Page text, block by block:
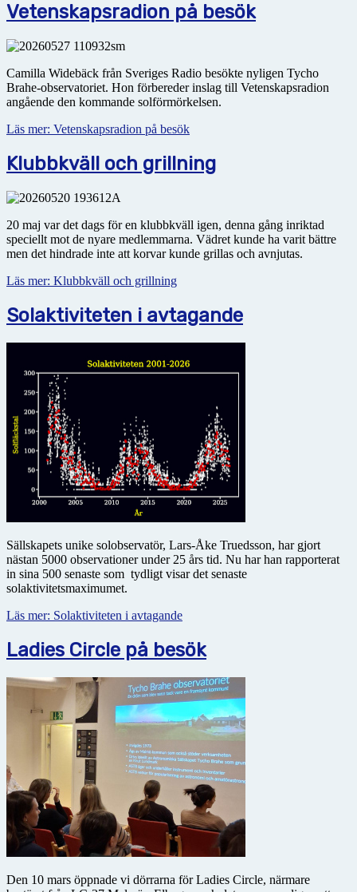
Vetenskapsradion på besök
Camilla Widebäck från Sveriges Radio besökte nyligen Tycho
Brahe-observatoriet. Hon förbereder inslag till Vetenskapsradion
angående den kommande solförmörkelsen.
Läs mer: Vetenskapsradion på besök
Klubbkväll och grillning
20 maj var det dags för en klubbkväll igen, denna gång inriktad
speciellt mot de nyare medlemmarna. Vädret kunde ha varit bättre
men det hindrade inte att korvar kunde grillas och avnjutas.
Läs mer: Klubbkväll och grillning
Solaktiviteten i avtagande
Sällskapets unike solobservatör, Lars-Åke Truedsson, har gjort
nästan 5000 observationer under 25 års tid. Nu har han rapporterat
in sina 500 senaste som tydligt visar det senaste
solaktivitetsmaximumet.
Läs mer: Solaktiviteten i avtagande
Ladies Circle på besök
Den 10 mars öppnade vi dörrarna för Ladies Circle, närmare